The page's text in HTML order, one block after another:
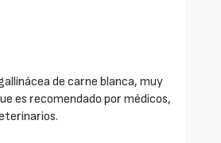
de carne blanca, muy
es recomendado por médicos,